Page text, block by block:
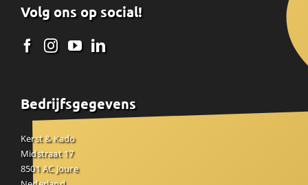
Volg ons op social!
Bedrijfsgegevens
Kerst & Kado
Midstraat 17
8501 AC Joure